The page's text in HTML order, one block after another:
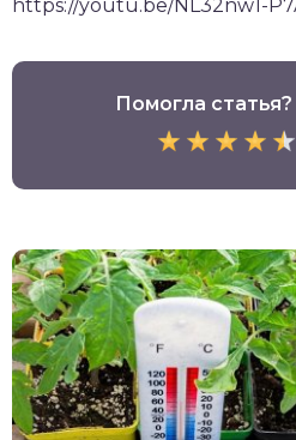
https://youtu.be/NL32nw1-
Помогла